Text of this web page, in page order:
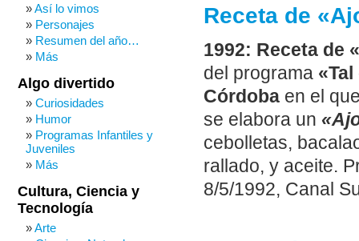
Receta de
1992: Receta de
del programa
Córdoba en el
se elabora un
cebolletas,
rallado, y aceite.
8/5/1992, Canal
Así lo vimos
Personajes
Resumen del año…
Más
Algo divertido
Curiosidades
Humor
Programas Infantiles y
Juveniles
Más
Cultura, Ciencia y
Tecnología
Arte